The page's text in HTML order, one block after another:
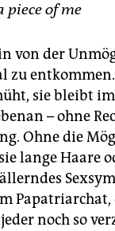
piece of me
von der
zu
sie bleibt
– ohne
Ohne die
lange Haare
Papatriarchat,
noch so